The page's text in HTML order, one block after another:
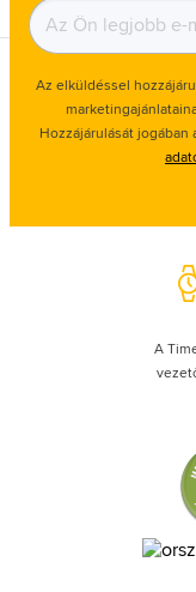
Az elküldéssel
Hozzájárulását jogában
A